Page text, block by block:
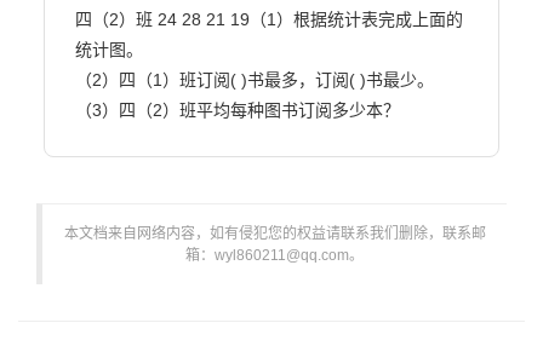
四（2）班 24 28 21 19（1）根据统计表完成上面的
统计图。
（2）四（1）班订阅( )书最多，订阅( )书最少。
本文档来自网络内容，如有侵犯您的权益请联系我们删除，联系邮
箱：wyl860211@qq.com。